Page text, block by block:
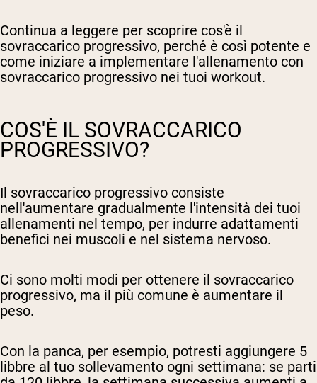
Continua a leggere per scoprire cos'è il
sovraccarico progressivo, perché è così potente e
come iniziare a implementare l'allenamento con
sovraccarico progressivo nei tuoi workout.
COS'È IL SOVRACCARICO
PROGRESSIVO?
Il sovraccarico progressivo consiste
nell'aumentare gradualmente l'intensità dei tuoi
allenamenti nel tempo, per indurre adattamenti
benefici nei muscoli e nel sistema nervoso.
Ci sono molti modi per ottenere il sovraccarico
progressivo, ma il più comune è aumentare il
peso.
Con la panca, per esempio, potresti aggiungere 5
libbre al tuo sollevamento ogni settimana: se parti